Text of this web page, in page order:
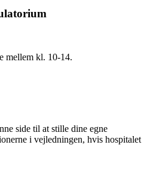
mellem kl. 10-14.
side til at stille dine egne
i vejledningen, hvis hospitalet